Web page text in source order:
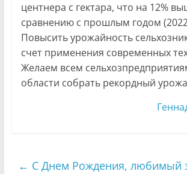
центнера с гектара, что на 12%
сравнению с прошлым годом (2022
Повысить урожайность
счет применения современных
Желаем всем
области собрать рекордный
← С Днем Рождения, любимый